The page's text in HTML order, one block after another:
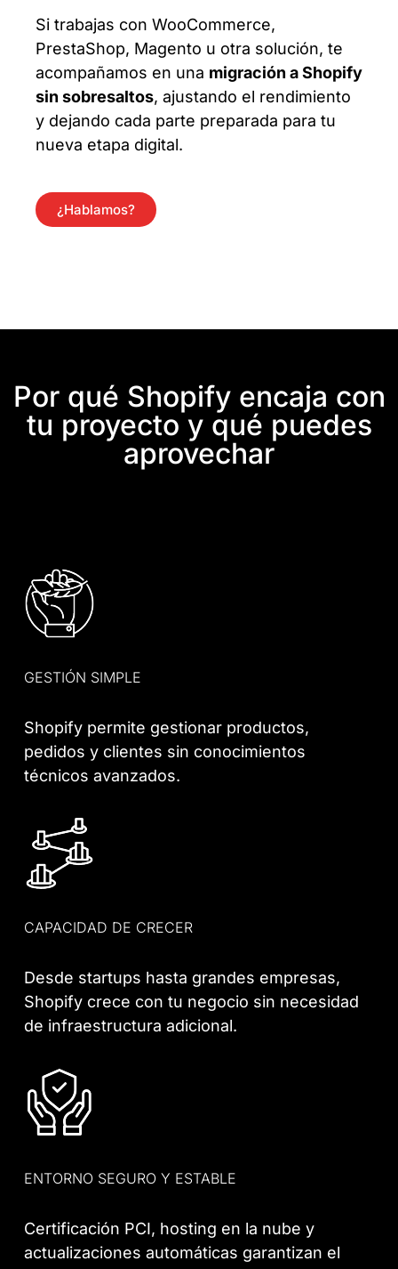
Si trabajas con WooCommerce,
PrestaShop, Magento u otra solución, te
acompañamos en una migración a Shopify
sin sobresaltos, ajustando el rendimiento
y dejando cada parte preparada para tu
nueva etapa digital.
¿Hablamos?
Por qué Shopify encaja con
tu proyecto y qué puedes
aprovechar
GESTIÓN SIMPLE
Shopify permite gestionar productos,
pedidos y clientes sin conocimientos
técnicos avanzados.
CAPACIDAD DE CRECER
Desde startups hasta grandes empresas,
Shopify crece con tu negocio sin necesidad
de infraestructura adicional.
ENTORNO SEGURO Y ESTABLE
Certificación PCI, hosting en la nube y
actualizaciones automáticas garantizan el